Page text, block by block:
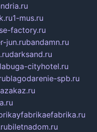
1-mus.ru
factory.ru
jun.rubandamn.ru
darksand.ru
cityhotel.ru
blagodarenie-spb.ru
biletnadom.ru